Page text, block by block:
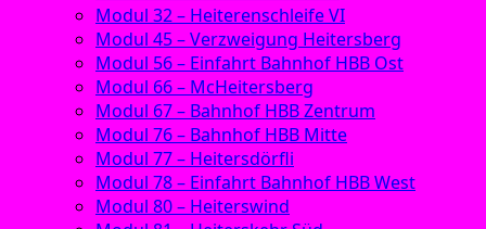
Modul 32 – Heiterenschleife VI
Modul 45 – Verzweigung Heitersberg
Modul 56 – Einfahrt Bahnhof HBB Ost
Modul 66 – McHeitersberg
Modul 67 – Bahnhof HBB Zentrum
Modul 76 – Bahnhof HBB Mitte
Modul 77 – Heitersdörfli
Modul 78 – Einfahrt Bahnhof HBB West
Modul 80 – Heiterswind